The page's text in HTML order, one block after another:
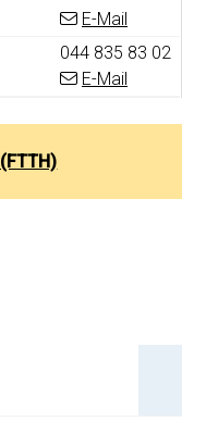
E-Mail
Tel.
044 835 83 02
E-Mail
(FTTH)